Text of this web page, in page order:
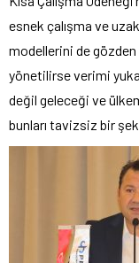
esnek çalışma ve
modellerini de
yönetilirse verimi
değil geleceği ve
bunları tavizsiz bir